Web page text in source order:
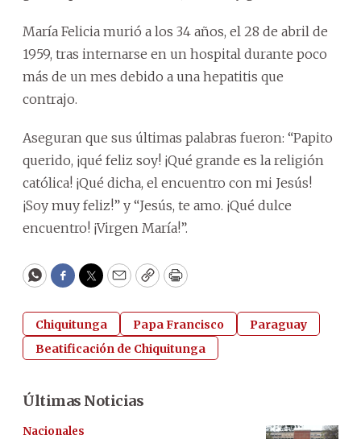
María Felicia murió a los 34 años, el 28 de abril de
1959, tras internarse en un hospital durante poco
más de un mes debido a una hepatitis que
contrajo.
Aseguran que sus últimas palabras fueron: “Papito
querido, ¡qué feliz soy! ¡Qué grande es la religión
católica! ¡Qué dicha, el encuentro con mi Jesús!
¡Soy muy feliz!” y “Jesús, te amo. ¡Qué dulce
encuentro! ¡Virgen María!”.
WhatsApp
Facebook
Twitter
EmailCopyPrint
Chiquitunga Papa Francisco
Paraguay
Beatificación de Chiquitunga
Últimas Noticias
Nacionales